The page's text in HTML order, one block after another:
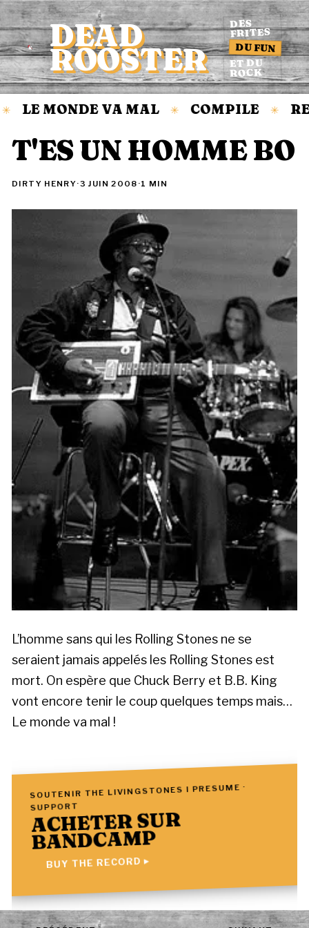
Accueil
DEAD
ROOSTER
DES
FRITES
DU FUN
ET DU
ROCK
LE MONDE VA MAL ✳ COMPILE ✳
T'ES UN HOMME BO
DIRTY HENRY·3 JUIN 2008 ·1 MIN
L’homme sans qui les Rolling Stones ne se
seraient jamais appelés les Rolling Stones est
mort. On espère que Chuck Berry et B.B. King
vont encore tenir le coup quelques temps mais…
Le monde va mal !
SOUTENIR THE LIVINGSTONES I PRESUME ·
SUPPORT
ACHETER SUR
BANDCAMP
BUY THE RECORD ▸